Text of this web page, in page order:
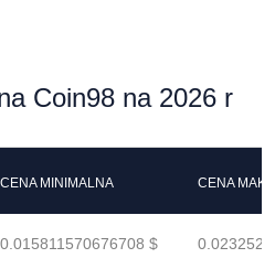
Coin98 na 2026 r
CENA MINIMALNA CENA
0.015811570676708 $